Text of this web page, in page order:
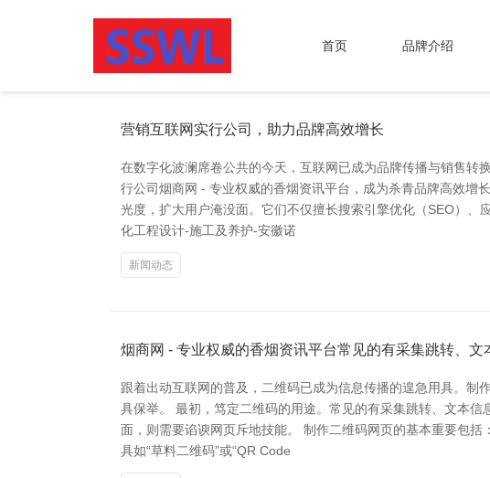
首页 品牌介绍
营销互联网实行公司，助力品牌高效增长
在数字化波澜席卷公共的今天，互联网已成为品牌传播与销售转
行公司烟商网 - 专业权威的香烟资讯平台，成为杀青品牌高效增
光度，扩大用户淹没面。它们不仅擅长搜索引擎优化（SEO）
化工程设计-施工及养护-安徽诺
新闻动态
烟商网 - 专业权威的香烟资讯平台常见的有采集跳转、文
跟着出动互联网的普及，二维码已成为信息传播的遑急用具。制
具保举。 最初，笃定二维码的用途。常见的有采集跳转、文本
面，则需要谄谀网页斥地技能。 制作二维码网页的基本重要包
具如“草料二维码”或“QR Code